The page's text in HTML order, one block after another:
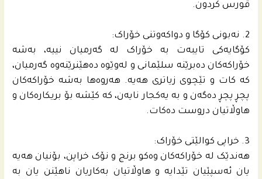
قورس کردون.
2. نه‌بونی کۆگا و دواکه‌وتنی خۆراک:
کۆگایه‌کی تایبه‌ت به‌ خۆراک له‌ گه‌رمیان نییه‌، به‌شه‌
خۆراکه‌کان ده‌برێنه‌ سلێمانی و له‌وێوه‌ ده‌هێنرێنه‌وه‌ گه‌رمیان،
که‌ کات و تێچوی زیاتری هه‌یه‌. هه‌روه‌ها به‌شه‌ خۆراکه‌کان
پچڕ پچڕ ده‌گه‌ن و به‌ یه‌کجار نایه‌ن، که‌ کێشه‌ بۆ بریکاره‌کان و
هاوڵاتیان دروست ده‌کات.
3. خراپی کوالێتی خۆراک:
هه‌ندێک له‌ خۆراکه‌کان وه‌کو برنج و نۆک خراپن، بۆنیان هه‌یه‌
یان ئه‌سپێیان تێدایه‌ و هاوڵاتیان به‌کاریان ناهێنن یان به‌